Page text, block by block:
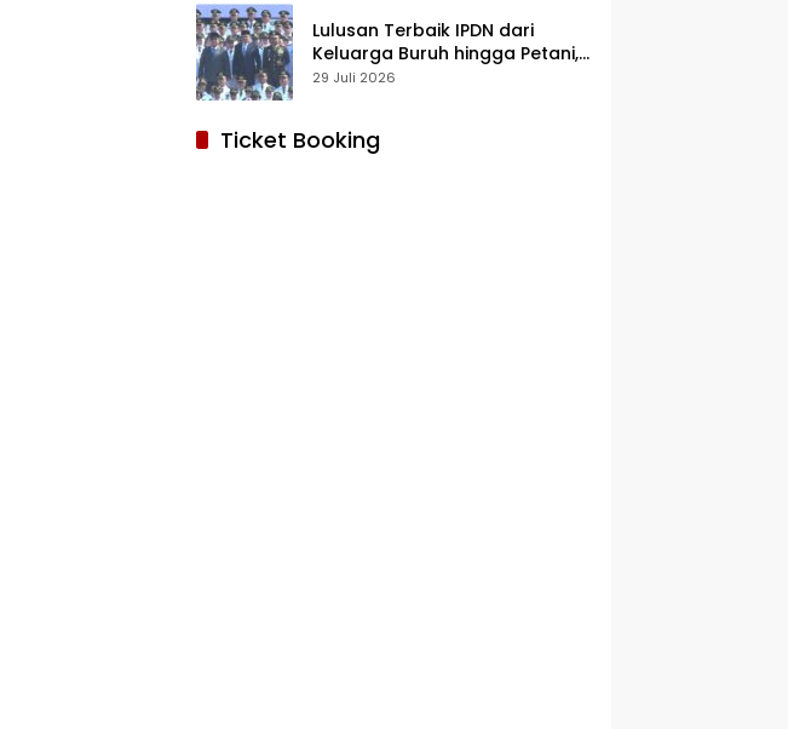
Lulusan Terbaik IPDN dari
Keluarga Buruh hingga Petani,
Prabowo: Membanggakan Hati
29 Juli 2026
Ticket Booking